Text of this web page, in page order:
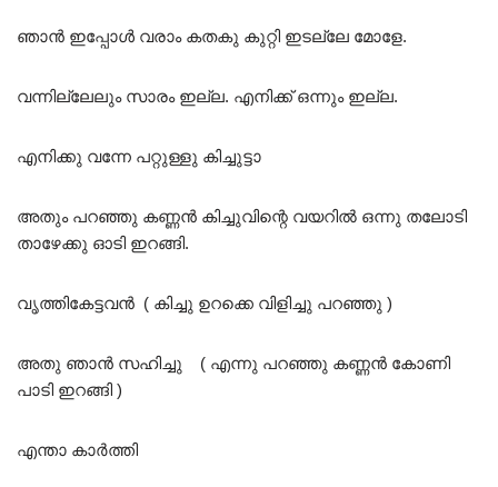
ഞാൻ ഇപ്പോൾ വരാം കതകു കുറ്റി ഇടല്ലേ മോളേ.
വന്നില്ലേലും സാരം ഇല്ല. എനിക്ക് ഒന്നും ഇല്ല.
എനിക്കു വന്നേ പറ്റുള്ളു കിച്ചുട്ടാ
അതും പറഞ്ഞു കണ്ണൻ കിച്ചുവിന്റെ വയറിൽ ഒന്നു തലോടി
താഴേക്കു ഓടി ഇറങ്ങി.
വൃത്തികേട്ടവൻ ( കിച്ചു ഉറക്കെ വിളിച്ചു പറഞ്ഞു )
അതു ഞാൻ സഹിച്ചു ( എന്നു പറഞ്ഞു കണ്ണൻ കോണി
പാടി ഇറങ്ങി )
എന്താ കാർത്തി